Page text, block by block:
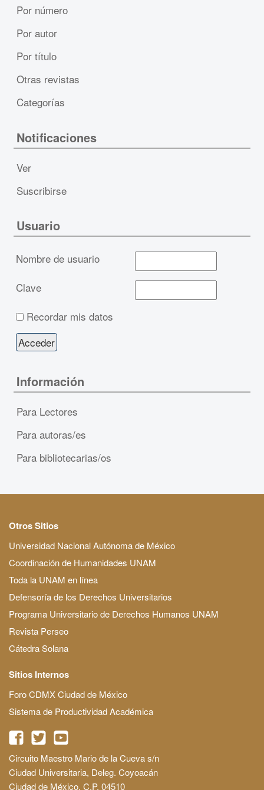
Por número
Por autor
Por título
Otras revistas
Categorías
Notificaciones
Ver
Suscribirse
Usuario
Nombre de usuario
Clave
Recordar mis datos
Información
Para Lectores
Para autoras/es
Para bibliotecarias/os
Otros Sitios
Universidad Nacional Autónoma de México
Coordinación de Humanidades UNAM
Toda la UNAM en línea
Defensoría de los Derechos Universitarios
Programa Universitario de Derechos Humanos UNAM
Revista Perseo
Cátedra Solana
Sitios Internos
Foro CDMX Ciudad de México
Sistema de Productividad Académica
Circuito Maestro Mario de la Cueva s/n
Ciudad Universitaria, Deleg. Coyoacán
Ciudad de México, C.P. 04510